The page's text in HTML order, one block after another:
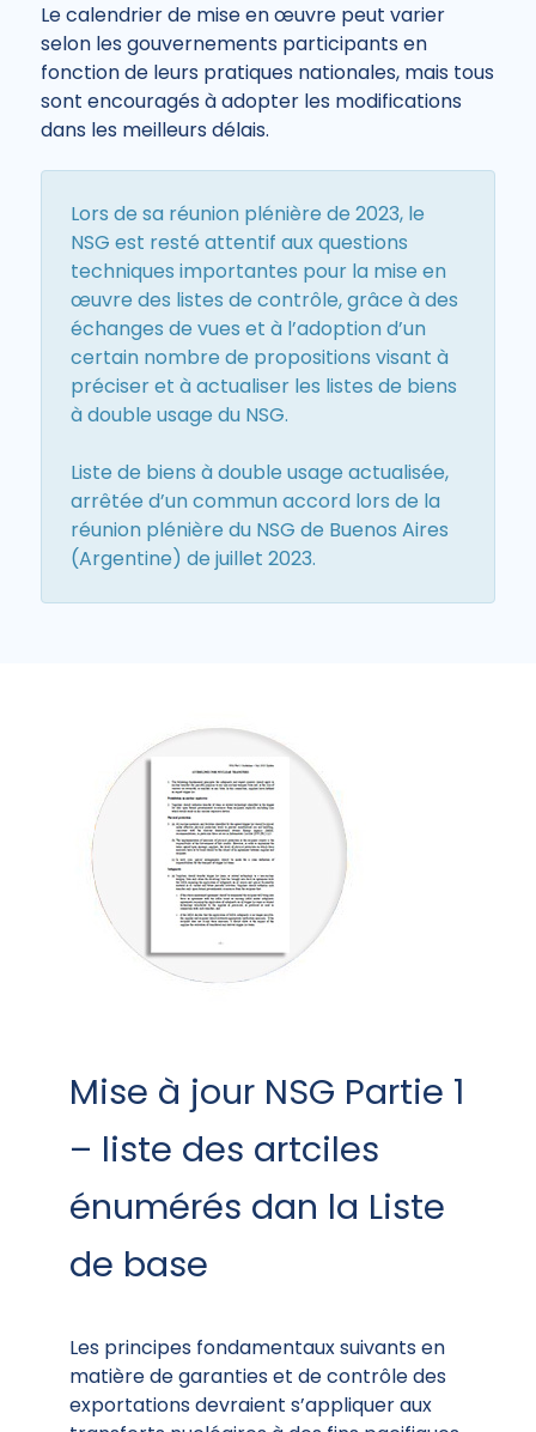
Le calendrier de mise en œuvre peut varier
selon les gouvernements participants en
fonction de leurs pratiques nationales, mais tous
sont encouragés à adopter les modifications
dans les meilleurs délais.
Lors de sa réunion plénière de 2023, le
NSG est resté attentif aux questions
techniques importantes pour la mise en
œuvre des listes de contrôle, grâce à des
échanges de vues et à l’adoption d’un
certain nombre de propositions visant à
préciser et à actualiser les listes de biens
à double usage du NSG.
Liste de biens à double usage actualisée,
arrêtée d’un commun accord lors de la
réunion plénière du NSG de Buenos Aires
(Argentine) de juillet 2023.
Mise à jour NSG Partie 1
– liste des artciles
énumérés dan la Liste
de base
Les principes fondamentaux suivants en
matière de garanties et de contrôle des
exportations devraient s’appliquer aux